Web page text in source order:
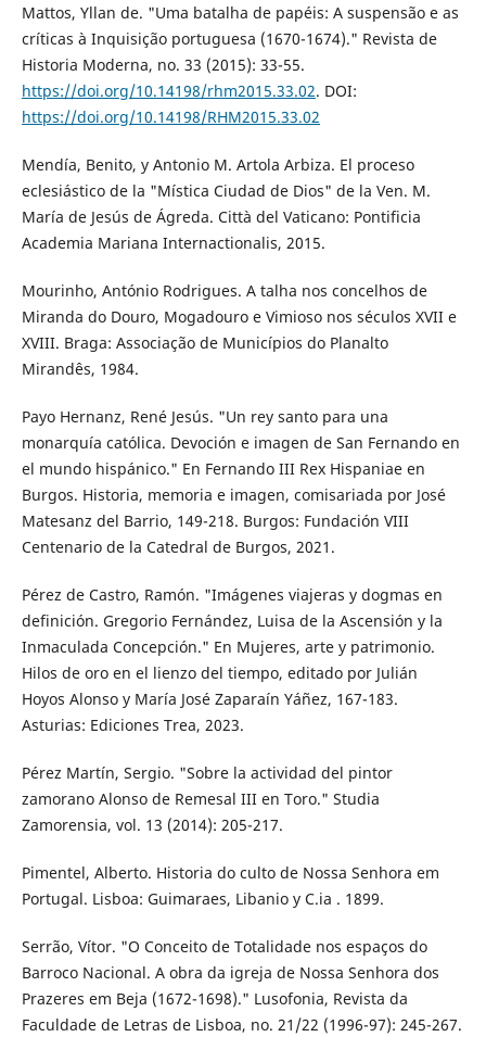
Mattos, Yllan de. "Uma batalha de papéis: A suspensão e as
críticas à Inquisição portuguesa (1670-1674)." Revista de
Historia Moderna, no. 33 (2015): 33-55.
https://doi.org/10.14198/rhm2015.33.02. DOI:
https://doi.org/10.14198/RHM2015.33.02
Mendía, Benito, y Antonio M. Artola Arbiza. El proceso
eclesiástico de la "Mística Ciudad de Dios" de la Ven. M.
María de Jesús de Ágreda. Città del Vaticano: Pontificia
Academia Mariana Internactionalis, 2015.
Mourinho, António Rodrigues. A talha nos concelhos de
Miranda do Douro, Mogadouro e Vimioso nos séculos XVII e
XVIII. Braga: Associação de Municípios do Planalto
Mirandês, 1984.
Payo Hernanz, René Jesús. "Un rey santo para una
monarquía católica. Devoción e imagen de San Fernando en
el mundo hispánico." En Fernando III Rex Hispaniae en
Burgos. Historia, memoria e imagen, comisariada por José
Matesanz del Barrio, 149-218. Burgos: Fundación VIII
Centenario de la Catedral de Burgos, 2021.
Pérez de Castro, Ramón. "Imágenes viajeras y dogmas en
definición. Gregorio Fernández, Luisa de la Ascensión y la
Inmaculada Concepción." En Mujeres, arte y patrimonio.
Hilos de oro en el lienzo del tiempo, editado por Julián
Hoyos Alonso y María José Zaparaín Yáñez, 167-183.
Asturias: Ediciones Trea, 2023.
Pérez Martín, Sergio. "Sobre la actividad del pintor
zamorano Alonso de Remesal III en Toro." Studia
Zamorensia, vol. 13 (2014): 205-217.
Pimentel, Alberto. Historia do culto de Nossa Senhora em
Portugal. Lisboa: Guimaraes, Libanio y C.ia . 1899.
Serrão, Vítor. "O Conceito de Totalidade nos espaços do
Barroco Nacional. A obra da igreja de Nossa Senhora dos
Prazeres em Beja (1672-1698)." Lusofonia, Revista da
Faculdade de Letras de Lisboa, no. 21/22 (1996-97): 245-267.